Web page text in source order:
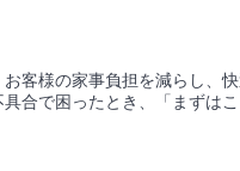
客様の家事負担を減らし、
具合で困ったとき、「まずは